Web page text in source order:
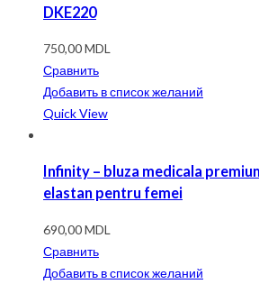
DKE220
750,00MDL
Сравнить
Добавить в список желаний
Quick View
Infinity – bluza medicala
elastan pentru femei
690,00MDL
Сравнить
Добавить в список желаний